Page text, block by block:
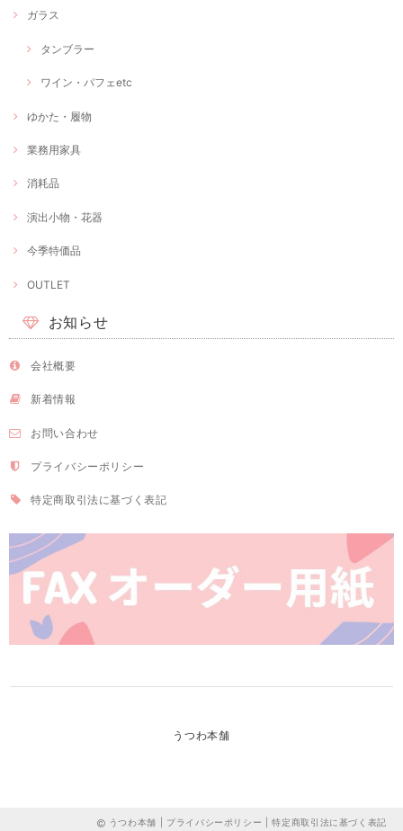
ガラス
タンブラー
ワイン・パフェetc
ゆかた・履物
業務用家具
消耗品
演出小物・花器
今季特価品
OUTLET
お知らせ
会社概要
新着情報
お問い合わせ
プライバシーポリシー
特定商取引法に基づく表記
うつわ本舗
うつわ本舗 | プライバシーポリシー |特定商取引法に基づく表記